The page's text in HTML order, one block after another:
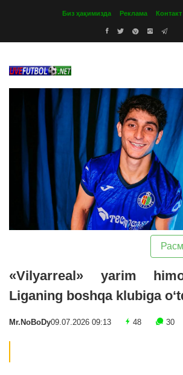
Биз ҳақимизда Реклама Контакт
«Vilyarreal» yarim
Liganing boshqa klubiga
Mr.NoBoDy09.07.2026 09:13 48 30